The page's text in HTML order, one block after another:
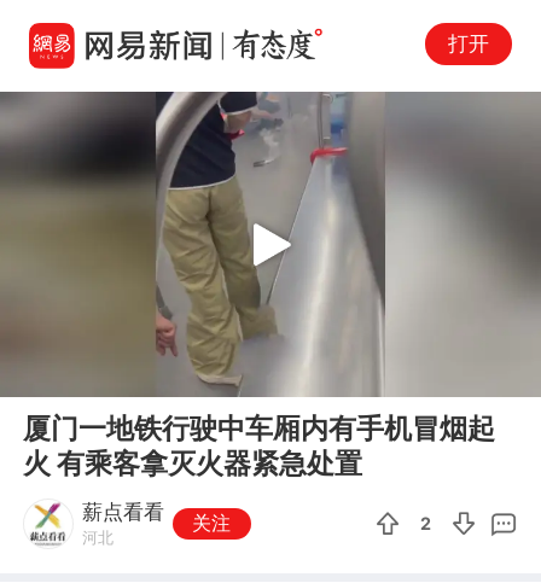
打开
Play
厦门一地铁行驶中车厢内有手机冒烟起
火 有乘客拿灭火器紧急处置
薪点看看
河北
关注 2